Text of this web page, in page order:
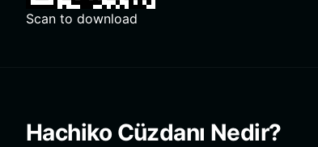
Scan to download
Hachiko Cüzdanı Nedir?